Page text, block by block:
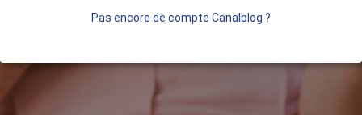
Pas encore de compte Canalblog ?